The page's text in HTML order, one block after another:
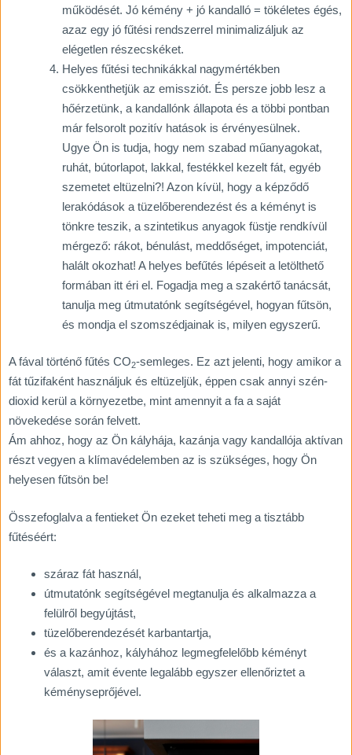
működését. Jó kémény + jó kandalló = tökéletes égés,
azaz egy jó fűtési rendszerrel minimalizáljuk az
elégetlen részecskéket.
Helyes fűtési technikákkal nagymértékben
csökkenthetjük az emissziót. És persze jobb lesz a
hőérzetünk, a kandallónk állapota és a többi pontban
már felsorolt pozitív hatások is érvényesülnek.
Ugye Ön is tudja, hogy nem szabad műanyagokat,
ruhát, bútorlapot, lakkal, festékkel kezelt fát, egyéb
szemetet eltüzelni?! Azon kívül, hogy a képződő
lerakódások a tüzelőberendezést és a kéményt is
tönkre teszik, a szintetikus anyagok füstje rendkívül
mérgező: rákot, bénulást, meddőséget, impotenciát,
halált okozhat! A helyes befűtés lépéseit a letölthető
formában itt éri el. Fogadja meg a szakértő tanácsát,
tanulja meg útmutatónk segítségével, hogyan fűtsön,
és mondja el szomszédjainak is, milyen egyszerű.
A fával történő fűtés CO2-semleges. Ez azt jelenti, hogy amikor a
fát tűzifaként használjuk és eltüzeljük, éppen csak annyi szén-
dioxid kerül a környezetbe, mint amennyit a fa a saját
növekedése során felvett.
Ám ahhoz, hogy az Ön kályhája, kazánja vagy kandallója aktívan
részt vegyen a klímavédelemben az is szükséges, hogy Ön
helyesen fűtsön be!
Összefoglalva a fentieket Ön ezeket teheti meg a tisztább
fűtéséért:
száraz fát használ,
útmutatónk segítségével megtanulja és alkalmazza a
felülről begyújtást,
tüzelőberendezését karbantartja,
és a kazánhoz, kályhához legmegfelelőbb kéményt
választ, amit évente legalább egyszer ellenőriztet a
kéményseprőjével.